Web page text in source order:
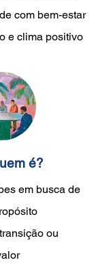
com bem-estar
e clima positivo
é?
em busca de
ou